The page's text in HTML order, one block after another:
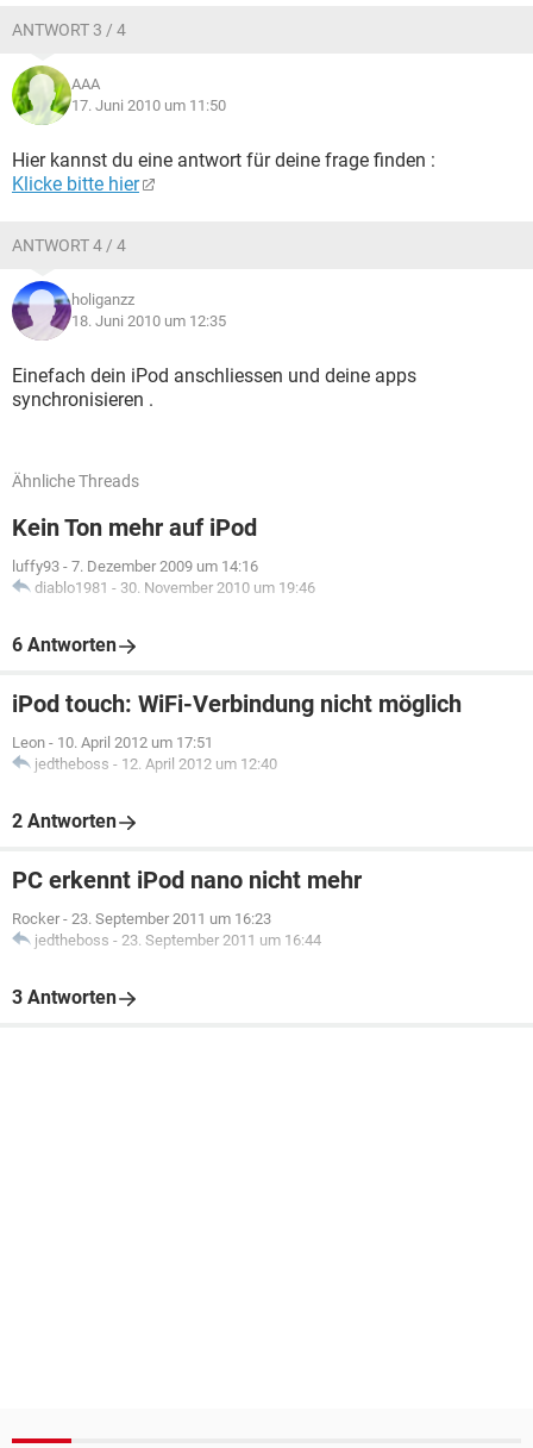
ANTWORT 3 / 4
AAA
17. Juni 2010 um 11:50
Hier kannst du eine antwort für deine frage finden :
Klicke bitte hier
ANTWORT 4 / 4
holiganzz
18. Juni 2010 um 12:35
Einefach dein iPod anschliessen und deine apps
synchronisieren .
Ähnliche Threads
Kein Ton mehr auf iPod
luffy93 - 7. Dezember 2009 um 14:16
diablo1981 - 30. November 2010 um 19:46
6 Antworten
iPod touch: WiFi-Verbindung nicht möglich
Leon - 10. April 2012 um 17:51
jedtheboss - 12. April 2012 um 12:40
2 Antworten
PC erkennt iPod nano nicht mehr
Rocker - 23. September 2011 um 16:23
jedtheboss - 23. September 2011 um 16:44
3 Antworten